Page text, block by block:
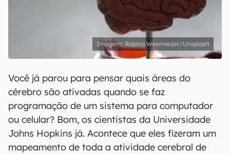
Robina Weermeijer/Unsplash
Você já parou para pensar quais áreas do
cérebro são ativadas quando se faz
programação de um sistema para computador
ou celular? Bom, os cientistas da Universidade
Johns Hopkins já. Acontece que eles fizeram um
mapeamento de toda a atividade cerebral de